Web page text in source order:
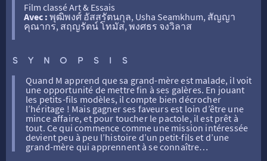
RETOUR
FILMS
THÉ CINÉ
RÉTRO VISION
RETOUR
ATELIERS PRATIQUES
LA SÉLECTION DES AMIS DU CINÉMA & LES FILMS
D’ACTUALITÉS
LES DISPOSITIFS NATIONAUX
RETOUR
HISTORIQUE
TARIFS
NOS SALLES
Film classé Art & Essais
Avec : พุฒิพงศ์ อัสสรัตนกุล, Usha Seamkhum, สัญญา
คุณากร, สฤญรัตน์ โทมัส, พงศธร จงวิลาส
SYNOPSIS
Quand M apprend que sa grand-mère est malade, il voit
une opportunité de mettre fin à ses galères. En jouant
les petits-fils modèles, il compte bien décrocher
l’héritage ! Mais gagner ses faveurs est loin d’être une
mince affaire, et pour toucher le pactole, il est prêt à
tout. Ce qui commence comme une mission intéressée
devient peu à peu l’histoire d’un petit-fils et d’une
grand-mère qui apprennent à se connaître…